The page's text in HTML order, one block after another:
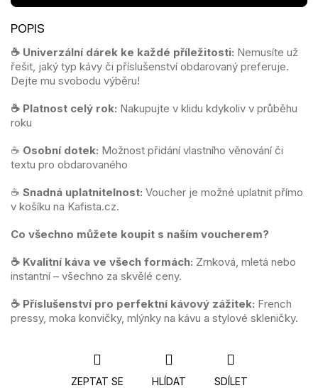
☕ Univerzální dárek ke každé příležitosti: Nemusíte už
řešit, jaký typ kávy či příslušenství obdarovaný preferuje.
Dejte mu svobodu výběru!
☕ Platnost celý rok: Nakupujte v klidu kdykoliv v průběhu
roku
☕ Osobní dotek: Možnost přidání vlastního věnování či
textu pro obdarovaného
☕ Snadná uplatnitelnost: Voucher je možné uplatnit přímo
v košíku na Kafista.cz.
Co všechno můžete koupit s naším voucherem?
☕ Kvalitní káva ve všech formách: Zrnková, mletá nebo
instantní – všechno za skvělé ceny.
☕ Příslušenství pro perfektní kávový zážitek: French
pressy, moka konvičky, mlýnky na kávu a stylové skleničky.
ZEPTAT SE HLÍDAT SDÍLET